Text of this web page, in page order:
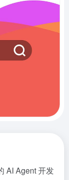
AI Agent 开发